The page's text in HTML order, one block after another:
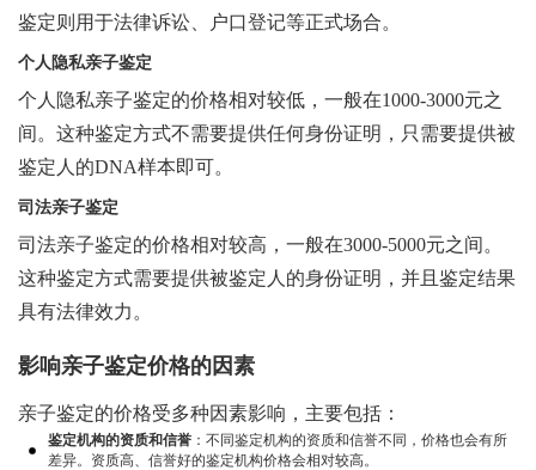
鉴定则用于法律诉讼、户口登记等正式场合。
个人隐私亲子鉴定
个人隐私亲子鉴定的价格相对较低，一般在1000-3000元之
间。这种鉴定方式不需要提供任何身份证明，只需要提供被
鉴定人的DNA样本即可。
司法亲子鉴定
司法亲子鉴定的价格相对较高，一般在3000-5000元之间。
这种鉴定方式需要提供被鉴定人的身份证明，并且鉴定结果
具有法律效力。
影响亲子鉴定价格的因素
亲子鉴定的价格受多种因素影响，主要包括：
鉴定机构的资质和信誉 ：不同鉴定机构的资质和信誉不同，价格也会有所
差异。资质高、信誉好的鉴定机构价格会相对较高。